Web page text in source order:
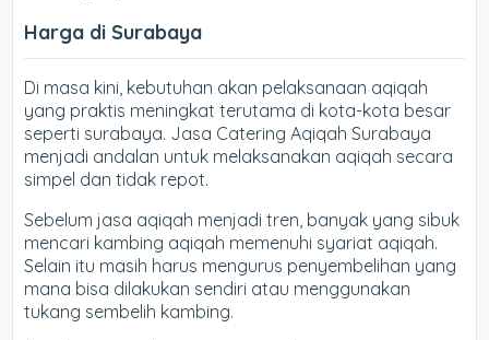
Harga di Surabaya
Di masa kini, kebutuhan akan pelaksanaan aqiqah
yang praktis meningkat terutama di kota-kota besar
seperti surabaya. Jasa Catering Aqiqah Surabaya
menjadi andalan untuk melaksanakan aqiqah secara
simpel dan tidak repot.
Sebelum jasa aqiqah menjadi tren, banyak yang sibuk
mencari kambing aqiqah memenuhi syariat aqiqah.
Selain itu masih harus mengurus penyembelihan yang
mana bisa dilakukan sendiri atau menggunakan
tukang sembelih kambing.